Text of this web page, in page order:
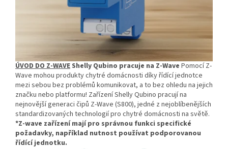
ÚVOD DO Z-WAVEShelly Qubino pracuje na Z-Wave Pomocí Z-
Wave mohou produkty chytré domácnosti díky řídící jednotce
mezi sebou bez problémů komunikovat, a to bez ohledu na jejich
značku nebo platformu! Zařízení Shelly Qubino pracují na
nejnovější generaci čipů Z-Wave (S800), jedné z nejoblíbenějších
standardizovaných technologií pro chytré domácnosti na světě.
*Z-wave zařízení mají pro správnou funkci specifické
požadavky, například nutnost používat podporovanou
řídící jednotku.